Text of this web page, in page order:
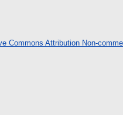
Commons Attribution Non-